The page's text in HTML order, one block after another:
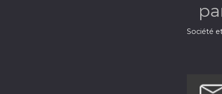
Société